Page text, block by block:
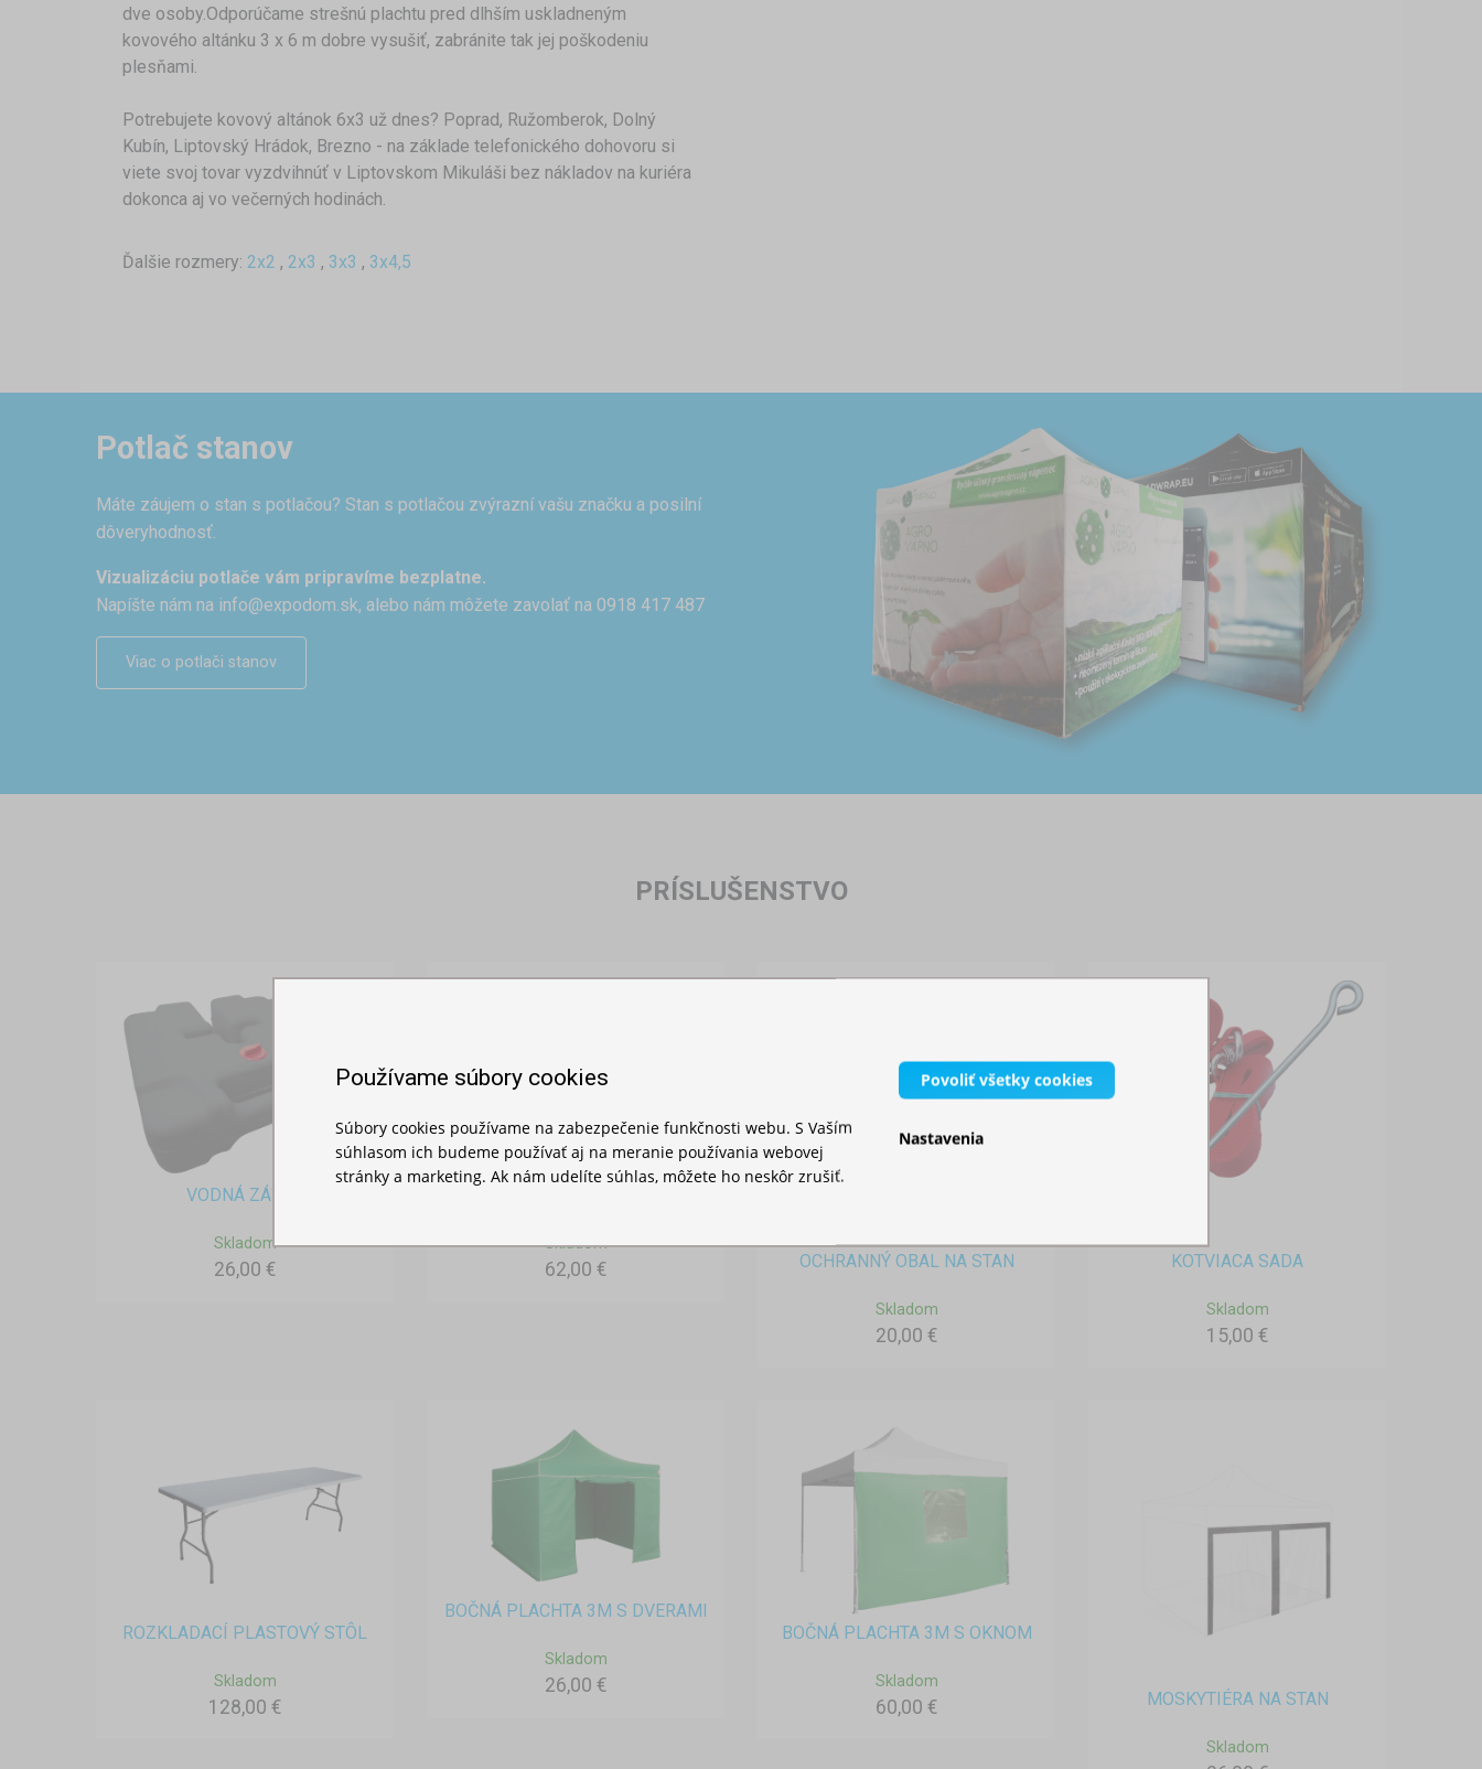
dve osoby.Odporúčame strešnú plachtu pred dlhším uskladneným
kovového altánku 3 x 6 m dobre vysušiť, zabránite tak jej poškodeniu
plesňami.
Potrebujete kovový altánok 6x3 už dnes? Poprad, Ružomberok, Dolný
Kubín, Liptovský Hrádok, Brezno - na základe telefonického dohovoru si
viete svoj tovar vyzdvihnúť v Liptovskom Mikuláši bez nákladov na kuriéra
dokonca aj vo večerných hodinách.
Ďalšie rozmery: 2x2 , 2x3 , 3x3 , 3x4,5
Potlač stanov
Máte záujem o stan s potlačou? Stan s potlačou zvýrazní vašu značku a posilní
dôveryhodnosť.
Vizualizáciu potlače vám pripravíme bezplatne.
Napíšte nám na info@expodom.sk, alebo nám môžete zavolať na 0918 417 487
Viac o potlači stanov
PRÍSLUŠENSTVO
VODNÁ ZÁŤAŽ
Skladom
26,00 €
Skladom
62,00 € OCHRANNÝ OBAL NA STAN
Skladom
20,00 €
KOTVIACA SADA
Skladom
15,00 €
ROZKLADACÍ PLASTOVÝ STÔL
Skladom
128,00 €
BOČNÁ PLACHTA 3M S DVERAMI
Skladom
26,00 €
BOČNÁ PLACHTA 3M S OKNOM
Skladom
60,00 € MOSKYTIÉRA NA STAN
Skladom
Používame súbory cookies
Súbory cookies používame na zabezpečenie funkčnosti webu. S Vaším
súhlasom ich budeme používať aj na meranie používania webovej
stránky a marketing. Ak nám udelíte súhlas, môžete ho neskôr zrušiť.
Povoliť všetky cookies
Nastavenia